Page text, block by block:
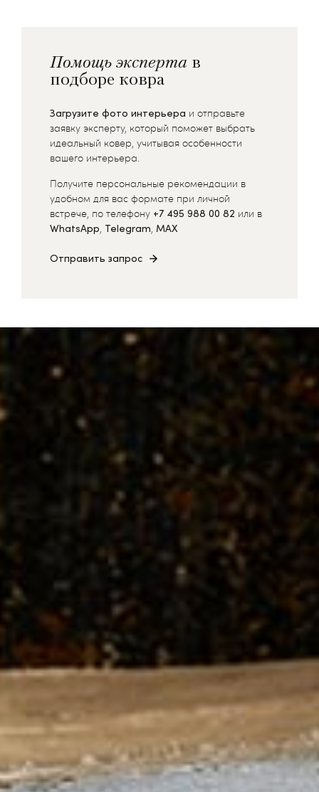
Помощь эксперта в
подборе ковра
Загрузите фото интерьера и отправьте
заявку эксперту, который поможет выбрать
идеальный ковер, учитывая особенности
вашего интерьера.
Получите персональные рекомендации в
удобном для вас формате при личной
встрече, по телефону +7 495 988 00 82 или в
WhatsApp, Telegram, MAX
Отправить запрос